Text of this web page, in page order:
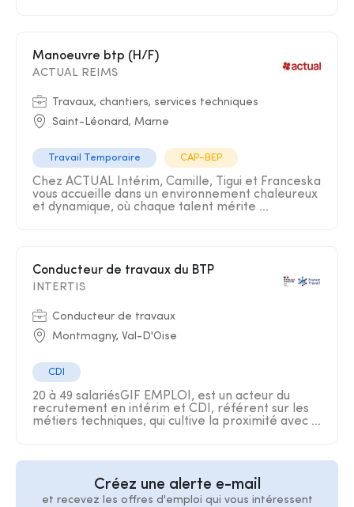
Manoeuvre btp (H/F)
ACTUAL REIMS
Travaux, chantiers, services techniques
Saint-Léonard, Marne
Travail Temporaire CAP-BEP
Chez ACTUAL Intérim, Camille, Tigui et Franceska
vous accueille dans un environnement chaleureux
et dynamique, où chaque talent mérite ...
Conducteur de travaux du BTP
INTERTIS
Conducteur de travaux
Montmagny, Val-D'Oise
CDI
20 à 49 salariésGIF EMPLOI, est un acteur du
recrutement en intérim et CDI, référent sur les
métiers techniques, qui cultive la proximité avec ...
Créez une alerte e-mail
et recevez les offres d'emploi qui vous intéressent